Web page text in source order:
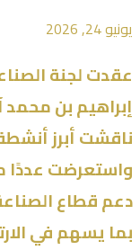
يونيو 24, 2026
عقدت لجنة
إبراهيم بن محمد
ناقشت أبرز
واستعرضت عددًا
دعم قطاع
بما يسهم في